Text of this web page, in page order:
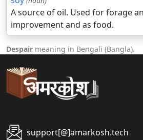
A source of oil. Used for forage
improvement and as food.
Despair meaning in Bengali (Bangla).
support[@]amarkosh.tech